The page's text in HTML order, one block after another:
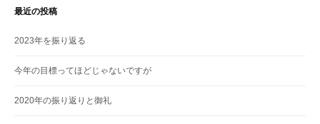
最近の投稿
2023年を振り返る
今年の目標ってほどじゃないですが
2020年の振り返りと御礼